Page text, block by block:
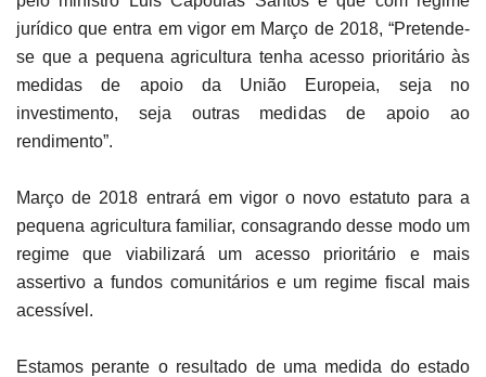
jurídico que entra em vigor em Março de 2018, “Pretende-
se que a pequena agricultura tenha acesso prioritário às
medidas de apoio da União Europeia, seja no
investimento, seja outras medidas de apoio ao
rendimento”.
Março de 2018 entrará em vigor o novo estatuto para a
pequena agricultura familiar, consagrando desse modo um
regime que viabilizará um acesso prioritário e mais
assertivo a fundos comunitários e um regime fiscal mais
acessível.
Estamos perante o resultado de uma medida do estado